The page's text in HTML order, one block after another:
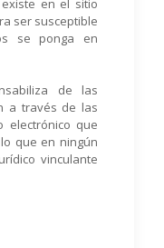
en el sitio
ser susceptible
se ponga en
de las
a través de las
electrónico que
que en ningún
vinculante